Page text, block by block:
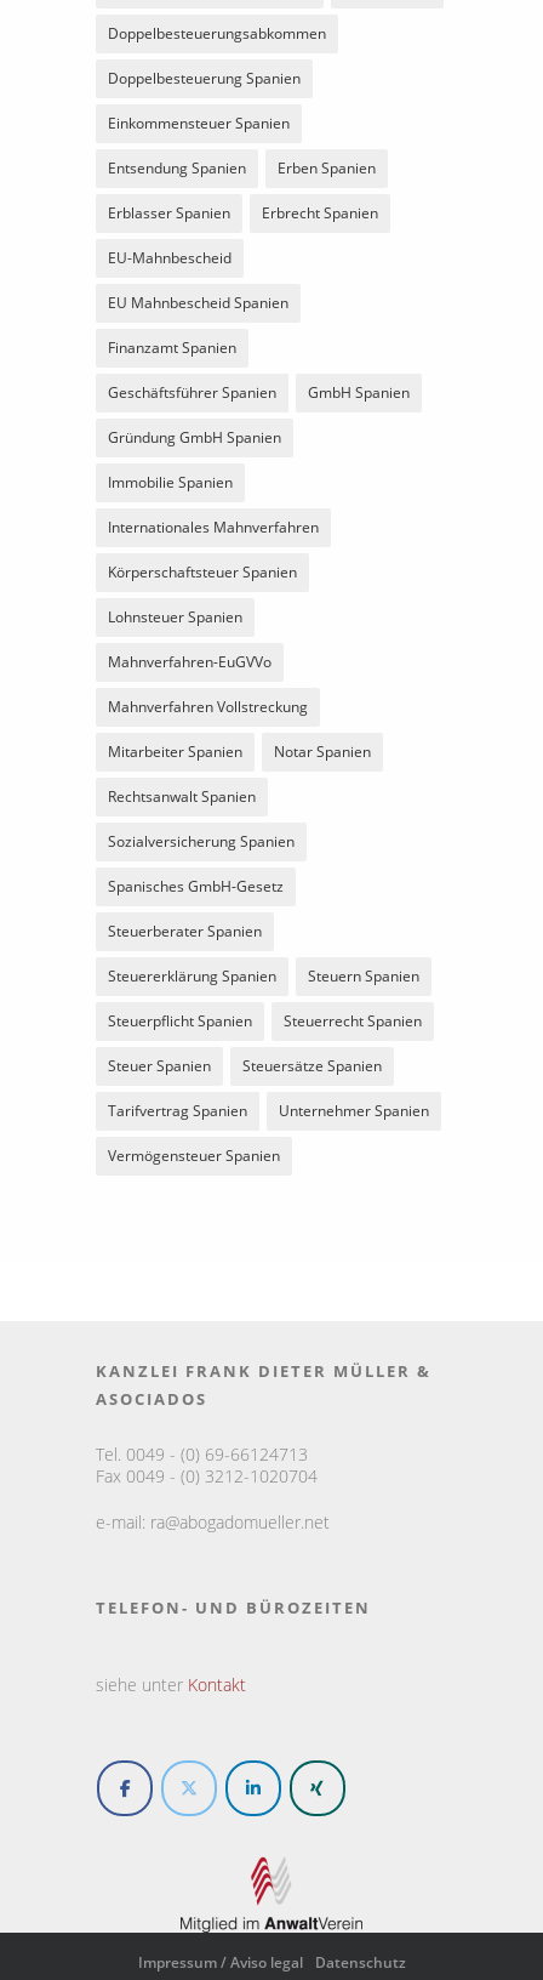
Doppelbesteuerungsabkommen
Doppelbesteuerung Spanien
Einkommensteuer Spanien
Entsendung Spanien Erben Spanien
Erblasser Spanien Erbrecht Spanien
EU-Mahnbescheid
EU Mahnbescheid Spanien
Finanzamt Spanien
Geschäftsführer Spanien GmbH Spanien
Gründung GmbH Spanien
Immobilie Spanien
Internationales Mahnverfahren
Körperschaftsteuer Spanien
Lohnsteuer Spanien
Mahnverfahren-EuGVVo
Mahnverfahren Vollstreckung
Mitarbeiter Spanien Notar Spanien
Rechtsanwalt Spanien
Sozialversicherung Spanien
Spanisches GmbH-Gesetz
Steuerberater Spanien
Steuererklärung Spanien Steuern Spanien
Steuerpflicht Spanien Steuerrecht Spanien
Steuer Spanien Steuersätze Spanien
Tarifvertrag Spanien Unternehmer Spanien
Vermögensteuer Spanien
KANZLEI FRANK DIETER MÜLLER &
ASOCIADOS
Tel. 0049 - (0) 69-66124713
Fax 0049 - (0) 3212-1020704
e-mail: ra@abogadomueller.net
TELEFON- UND BÜROZEITEN
siehe unter Kontakt
Impressum / Aviso legal Datenschutz